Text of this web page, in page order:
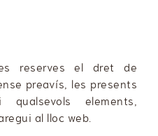
es reserves el dret de
preavís, les presents
elements,
al lloc web.